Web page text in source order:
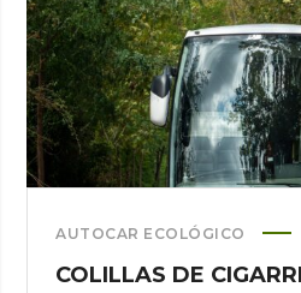
AUTOCAR ECOLÓGICO
COLILLAS DE